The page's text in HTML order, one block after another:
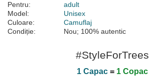
Pentru:
adult
Model:
Unisex
Culoare:
Camuflaj
Condiție:
Nou; 100% autentic
#StyleForTrees
1 Capac = 1 Copac